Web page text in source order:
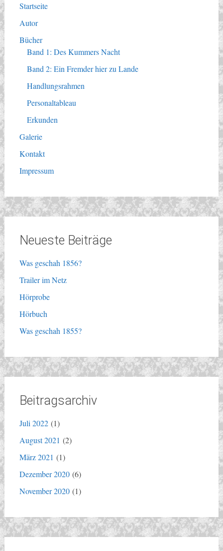
Startseite
Autor
Bücher
Band 1: Des Kummers Nacht
Band 2: Ein Fremder hier zu Lande
Handlungsrahmen
Personaltableau
Erkunden
Galerie
Kontakt
Impressum
Neueste Beiträge
Was geschah 1856?
Trailer im Netz
Hörprobe
Hörbuch
Was geschah 1855?
Beitragsarchiv
Juli 2022(1)
August 2021 (2)
März 2021 (1)
Dezember 2020(6)
November 2020(1)